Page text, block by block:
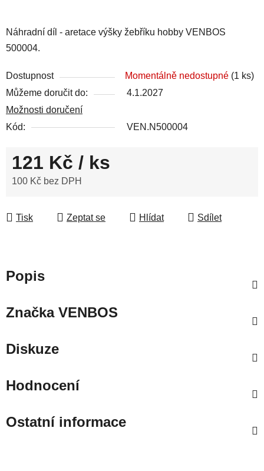
Náhradní díl - aretace výšky žebříku hobby VENBOS
500004.
Dostupnost Momentálně nedostupné (1 ks)
Můžeme doručit do:
4.1.2027
Možnosti doručení
Kód:
VEN.N500004
121 Kč / ks
100 Kč bez DPH
Tisk
Zeptat se Hlídat Sdílet
Popis
ZnačkaVENBOS
Diskuze
Hodnocení
Ostatní informace